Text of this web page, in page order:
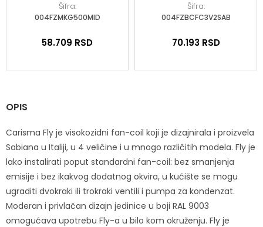
Šifra:
004FZMKG500MID
58.709 RSD
Šifra:
004FZBCFC3V2SAB
70.193 RSD
OPIS
Carisma Fly je visokozidni fan-coil koji je dizajnirala i proizvela
Sabiana u Italiji, u 4 veličine i u mnogo različitih modela. Fly je
lako instalirati poput standardni fan-coil: bez smanjenja
emisije i bez ikakvog dodatnog okvira, u kućište se mogu
ugraditi dvokraki ili trokraki ventili i pumpa za kondenzat.
Moderan i privlačan dizajn jedinice u boji RAL 9003
omogućava upotrebu Fly-a u bilo kom okruženju. Fly je